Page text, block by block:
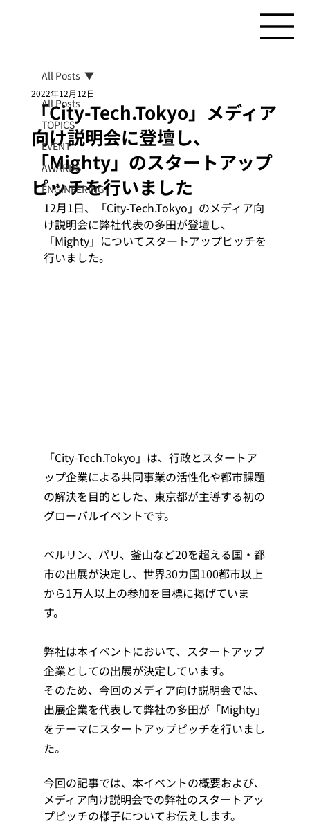
All Posts
TOPICS
EVENT
AWARDS
ENGINEERING
All Posts
「City-Tech.Tokyo」メディア
向け説明会に登壇し、
「Mighty」のスタートアップ
ピッチを行いました
2022年12月12日
12月1日、「City-Tech.Tokyo」のメディア向
け説明会に弊社代表の多田が登壇し、
「Mighty」についてスタートアップピッチを
行いました。
「City-Tech.Tokyo」は、行政とスタートア
ップ企業による共同事業の活性化や都市課題
の解決を目的とした、東京都が主導する初の
グローバルイベントです。
ベルリン、パリ、釜山など20を超える国・都
市の出展が決定し、世界30カ国100都市以上
から1万人以上の参加を目標に掲げていま
す。
弊社は本イベントにおいて、スタートアップ
企業としての出展が決定しています。
そのため、今回のメディア向け説明会では、
出展企業を代表して弊社の多田が「Mighty」
をテーマにスタートアップピッチを行いまし
た。
今回の記事では、本イベントの概要および、
メディア向け説明会での弊社のスタートアッ
プピッチの様子についてお伝えします。